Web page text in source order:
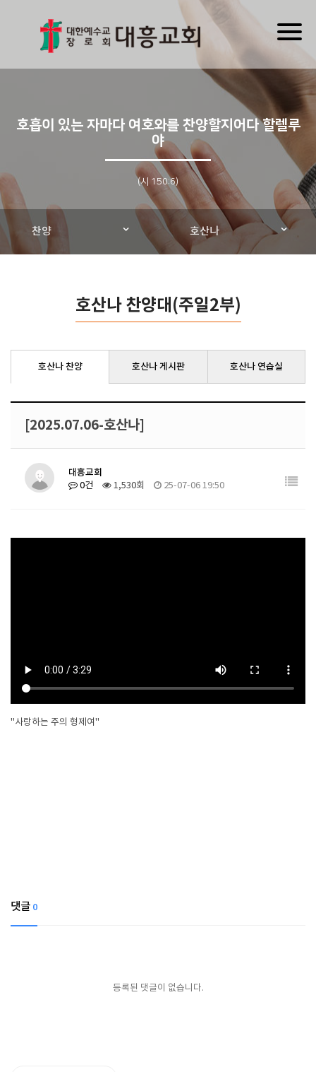
호흡이 있는 자마다 여호와를 찬양할지어다 할렐루
야
(시 150:6)
찬양 호산나
호산나 찬양대(주일2부)
호산나 찬양 호산나 게시판 호산나 연습실
[2025.07.06-호산나]
대흥교회
0건 1,530회 25-07-06 19:50
"사랑하는 주의 형제여"
댓글 0
등록된 댓글이 없습니다.